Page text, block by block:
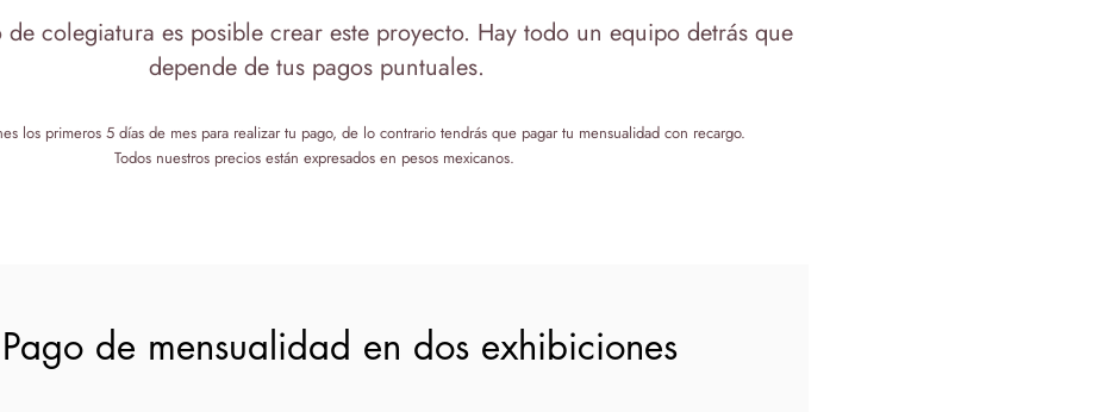
colegiatura es posible crear este proyecto. Hay todo un equipo detrás que
depende de tus pagos puntuales.
los primeros 5 días de mes para realizar tu pago, de lo contrario tendrás que pagar tu mensualidad con recargo.
Todos nuestros precios están expresados en pesos mexicanos.
Pago de mensualidad en dos exhibiciones